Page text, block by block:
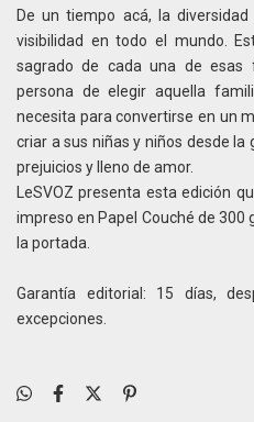
De un tiempo acá, la
visibilidad en todo el mundo.
sagrado de cada una de esas
persona de elegir aquella
necesita para convertirse en un
criar a sus niñas y niños desde
prejuicios y lleno de amor.
LeSVOZ presenta esta edición
impreso en Papel Couché de 300
la portada.
Garantía editorial: 15 días,
excepciones.